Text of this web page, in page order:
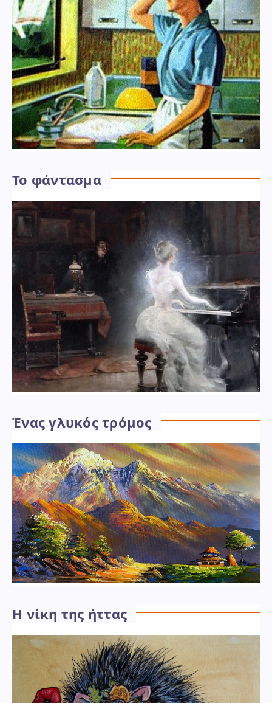
Το φάντασμα
Ένας γλυκός τρόμος
Η νίκη της ήττας